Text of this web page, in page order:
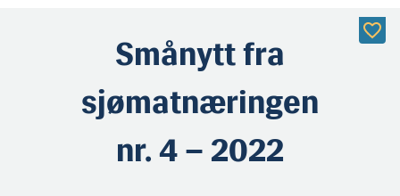
Smånytt fra
sjømatnæringen
nr. 4 – 2022